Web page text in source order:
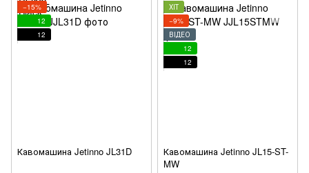
−15%
12
12
Кавомашина Jetinno JL31D
ХІТ
−9%
ВІДЕО
12
12
Кавомашина Jetinno JL15-ST-
MW